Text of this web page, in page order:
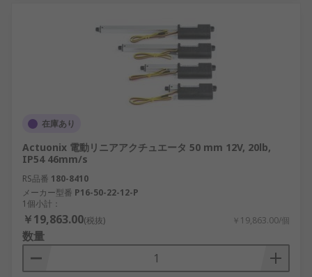
在庫あり
Actuonix 電動リニアアクチュエータ 50 mm 12V, 20lb,
IP54 46mm/s
RS品番 180-8410
メーカー型番 P16-50-22-12-P
1個小計：
￥19,863.00(税抜) ￥19,863.00/個
数量